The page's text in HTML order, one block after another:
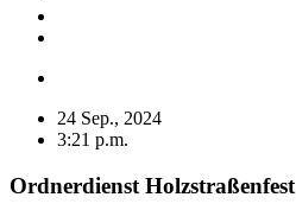
24 Sep., 2024
3:21 p.m.
Ordnerdienst Holzstraßenfest